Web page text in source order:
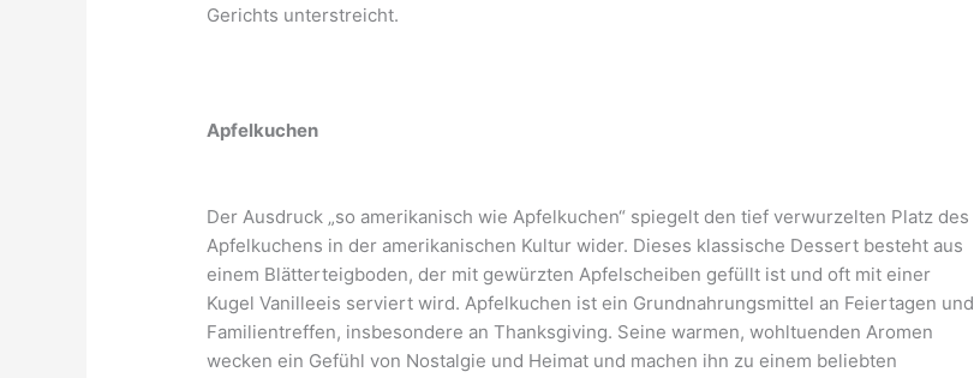
Gerichts unterstreicht.
Apfelkuchen
Der Ausdruck „so amerikanisch wie Apfelkuchen“ spiegelt den tief verwurzelten Platz des
Apfelkuchens in der amerikanischen Kultur wider. Dieses klassische Dessert besteht aus
einem Blätterteigboden, der mit gewürzten Apfelscheiben gefüllt ist und oft mit einer
Kugel Vanilleeis serviert wird. Apfelkuchen ist ein Grundnahrungsmittel an Feiertagen und
Familientreffen, insbesondere an Thanksgiving. Seine warmen, wohltuenden Aromen
wecken ein Gefühl von Nostalgie und Heimat und machen ihn zu einem beliebten